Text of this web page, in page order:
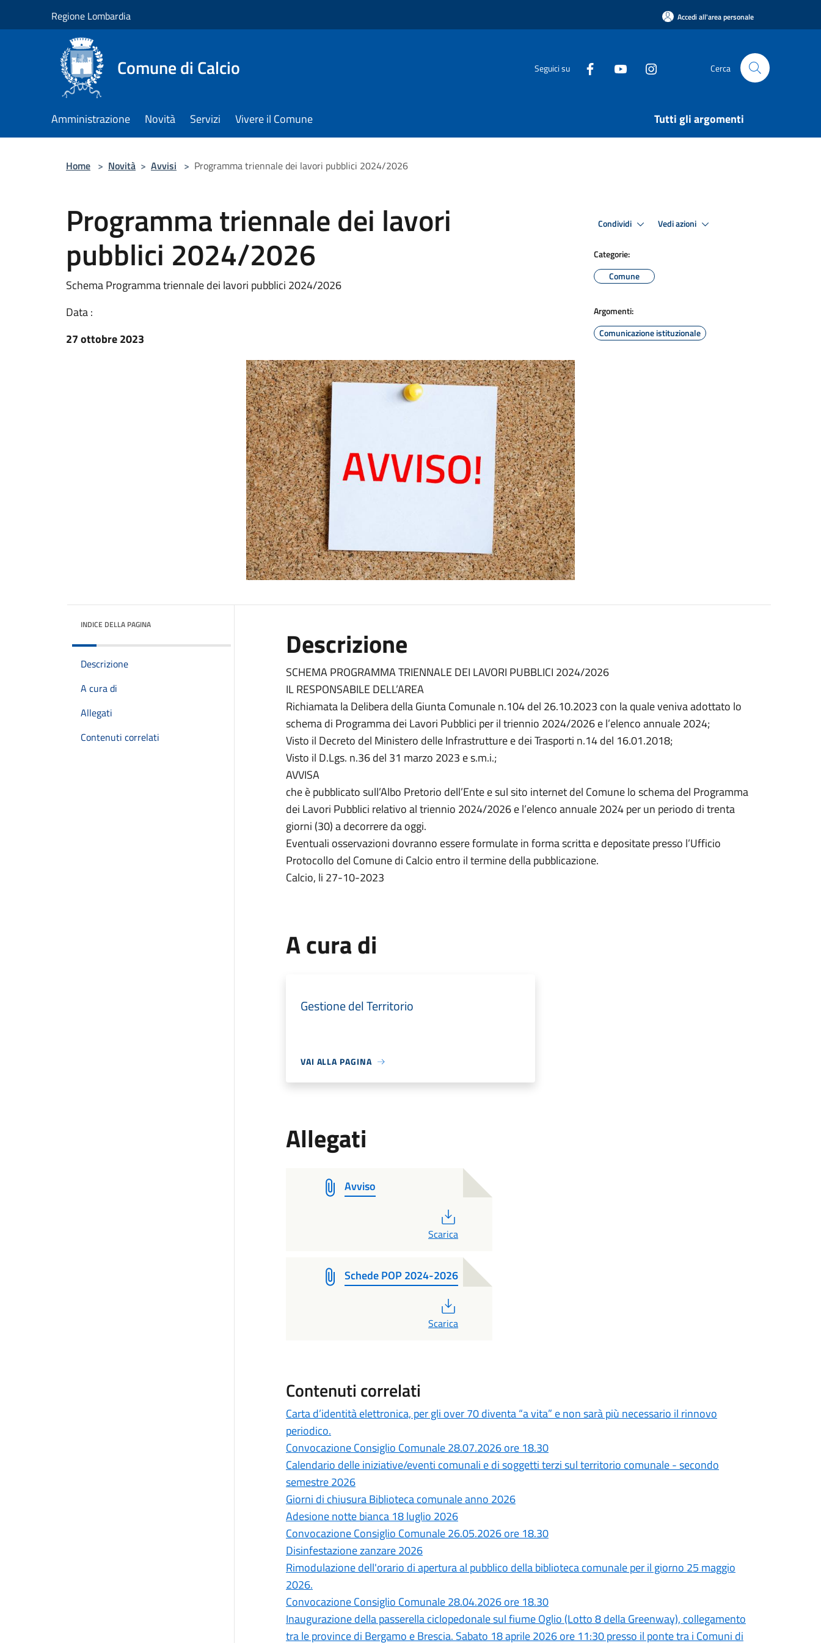
Regione Lombardia Accedi all'area personale
Comune di Calcio Seguici su Cerca
Amministrazione Novità Servizi Vivere il Comune Tutti gli argomenti
Home > Novità > Avvisi > Programma triennale dei lavori pubblici 2024/2026
Programma triennale dei lavori
pubblici 2024/2026
Schema Programma triennale dei lavori pubblici 2024/2026
Data :
27 ottobre 2023
Condividi Vedi azioni
Categorie:
Comune
Argomenti:
Comunicazione istituzionale
INDICE DELLA PAGINA
Descrizione
A cura di
Allegati
Contenuti correlati
Descrizione
SCHEMA PROGRAMMA TRIENNALE DEI LAVORI PUBBLICI 2024/2026
IL RESPONSABILE DELL’AREA
Richiamata la Delibera della Giunta Comunale n.104 del 26.10.2023 con la quale veniva adottato lo
schema di Programma dei Lavori Pubblici per il triennio 2024/2026 e l’elenco annuale 2024;
Visto il Decreto del Ministero delle Infrastrutture e dei Trasporti n.14 del 16.01.2018;
Visto il D.Lgs. n.36 del 31 marzo 2023 e s.m.i.;
AVVISA
che è pubblicato sull’Albo Pretorio dell’Ente e sul sito internet del Comune lo schema del Programma
dei Lavori Pubblici relativo al triennio 2024/2026 e l’elenco annuale 2024 per un periodo di trenta
giorni (30) a decorrere da oggi.
Eventuali osservazioni dovranno essere formulate in forma scritta e depositate presso l’Ufficio
Protocollo del Comune di Calcio entro il termine della pubblicazione.
Calcio, li 27-10-2023
A cura di
Gestione del Territorio
VAI ALLA PAGINA
Allegati
Avviso
Scarica
Schede POP 2024-2026
Scarica
Contenuti correlati
Carta d’identità elettronica, per gli over 70 diventa “a vita” e non sarà più necessario il rinnovo
periodico.
Convocazione Consiglio Comunale 28.07.2026 ore 18.30
Calendario delle iniziative/eventi comunali e di soggetti terzi sul territorio comunale - secondo
semestre 2026
Giorni di chiusura Biblioteca comunale anno 2026
Adesione notte bianca 18 luglio 2026
Convocazione Consiglio Comunale 26.05.2026 ore 18.30
Disinfestazione zanzare 2026
Rimodulazione dell'orario di apertura al pubblico della biblioteca comunale per il giorno 25 maggio
2026.
Convocazione Consiglio Comunale 28.04.2026 ore 18.30
Inaugurazione della passerella ciclopedonale sul fiume Oglio (Lotto 8 della Greenway), collegamento
tra le province di Bergamo e Brescia. Sabato 18 aprile 2026 ore 11:30 presso il ponte tra i Comuni di